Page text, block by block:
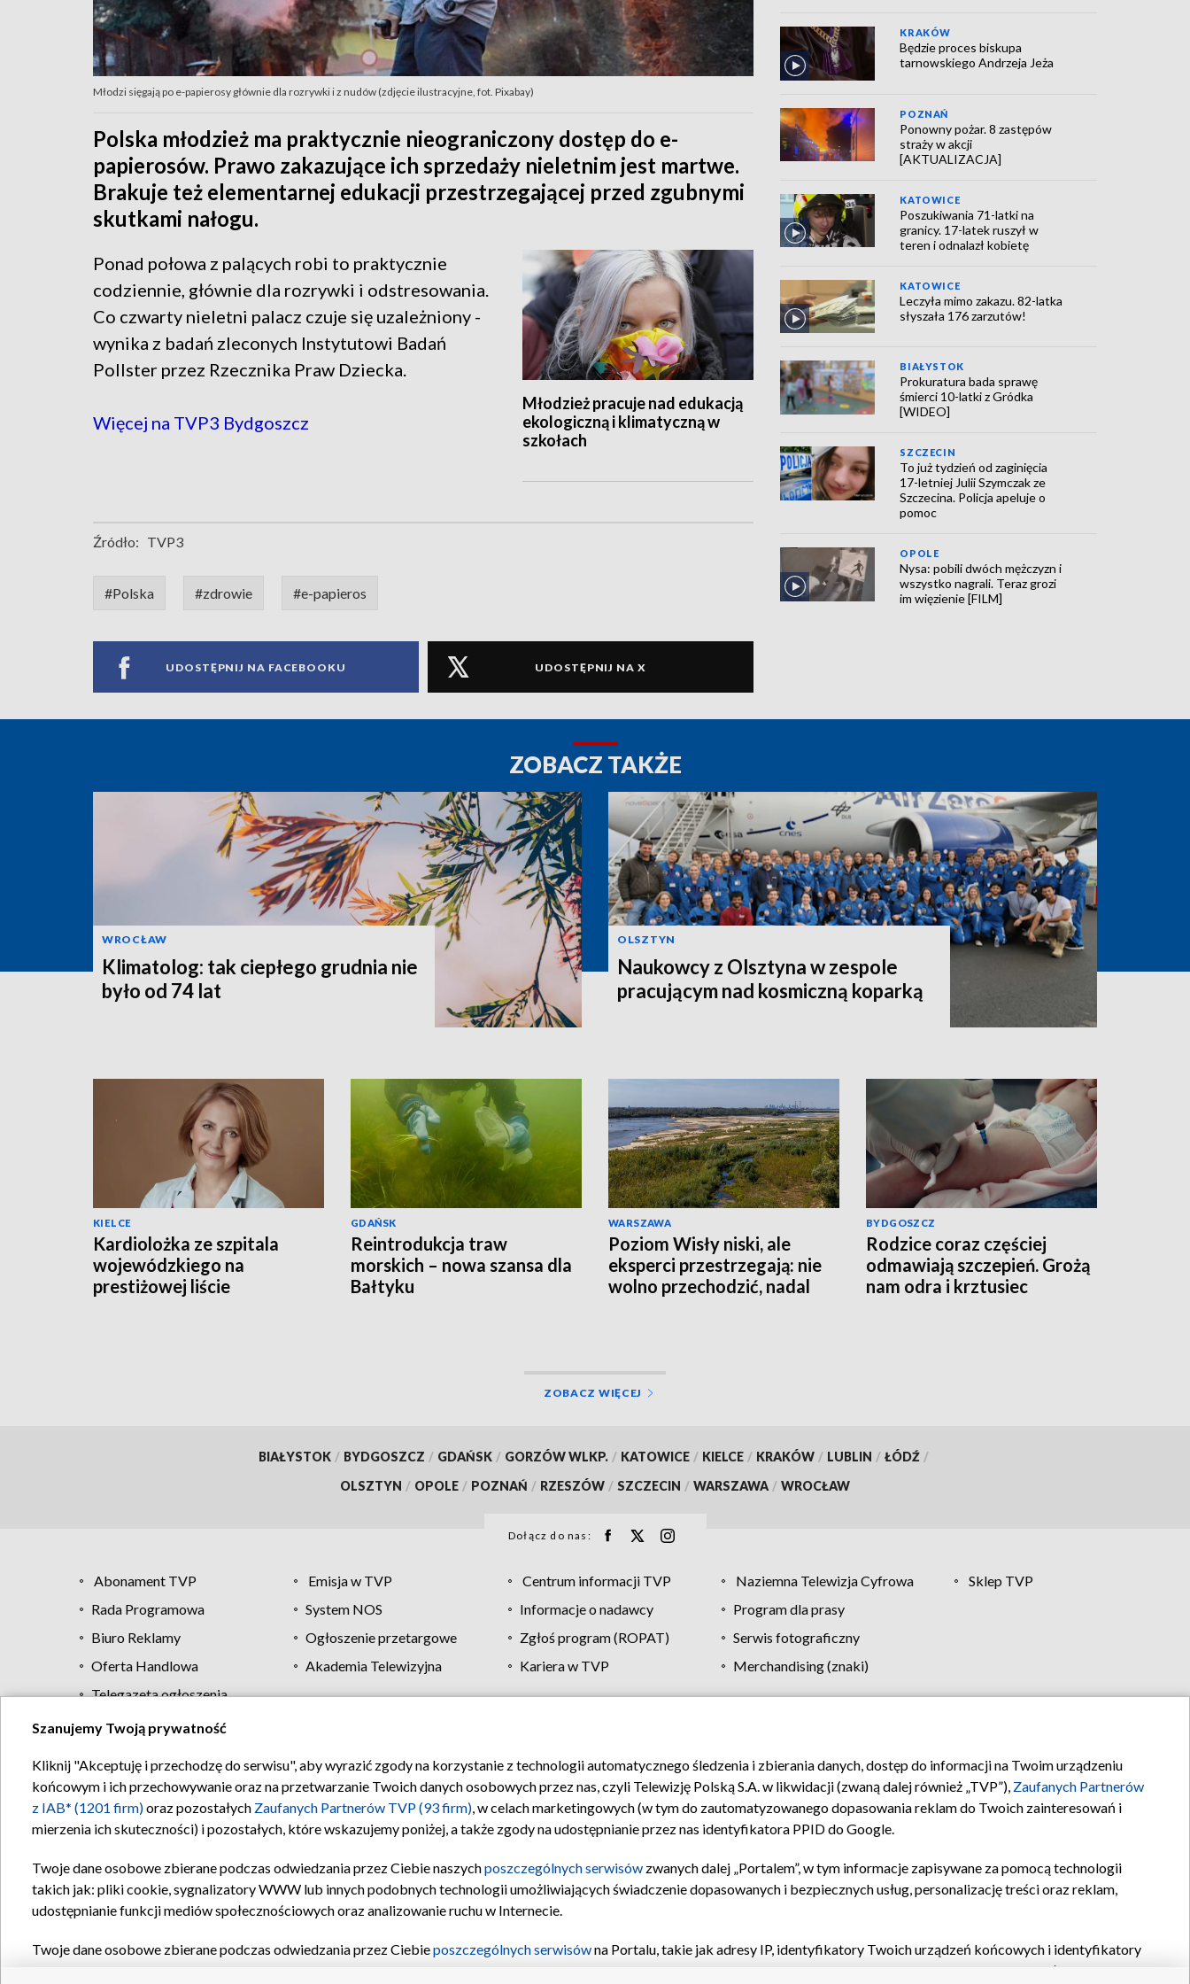
Młodzi sięgają po e-papierosy głównie dla rozrywki i z nudów (zdjęcie ilustracyjne, fot. Pixabay)
Polska młodzież ma praktycznie nieograniczony dostęp do e-
papierosów. Prawo zakazujące ich sprzedaży nieletnim jest martwe.
Brakuje też elementarnej edukacji przestrzegającej przed zgubnymi
skutkami nałogu.
Młodzież pracuje nad edukacją
ekologiczną i klimatyczną w
szkołach
Ponad połowa z palących robi to praktycznie
codziennie, głównie dla rozrywki i odstresowania.
Co czwarty nieletni palacz czuje się uzależniony -
wynika z badań zleconych Instytutowi Badań
Pollster przez Rzecznika Praw Dziecka.
Więcej na TVP3 Bydgoszcz
Źródło: TVP3
#Polska #zdrowie #e-papieros
UDOSTĘPNIJ NA FACEBOOKU UDOSTĘPNIJ NA X
KRAKÓW
Będzie proces biskupa
tarnowskiego Andrzeja Jeża
POZNAŃ
Ponowny pożar. 8 zastępów
straży w akcji
[AKTUALIZACJA]
KATOWICE
Poszukiwania 71-latki na
granicy. 17-latek ruszył w
teren i odnalazł kobietę
KATOWICE
Leczyła mimo zakazu. 82-latka
słyszała 176 zarzutów!
BIAŁYSTOK
Prokuratura bada sprawę
śmierci 10-latki z Gródka
[WIDEO]
SZCZECIN
To już tydzień od zaginięcia
17-letniej Julii Szymczak ze
Szczecina. Policja apeluje o
pomoc
OPOLE
Nysa: pobili dwóch mężczyzn i
wszystko nagrali. Teraz grozi
im więzienie [FILM]
ZOBACZ TAKŻE
WROCŁAW
Klimatolog: tak ciepłego grudnia nie
było od 74 lat
OLSZTYN
Naukowcy z Olsztyna w zespole
pracującym nad kosmiczną koparką
KIELCE
Kardiolożka ze szpitala
wojewódzkiego na
prestiżowej liście
GDAŃSK
Reintrodukcja traw
morskich – nowa szansa dla
Bałtyku
WARSZAWA
Poziom Wisły niski, ale
eksperci przestrzegają: nie
wolno przechodzić, nadal
BYDGOSZCZ
Rodzice coraz częściej
odmawiają szczepień. Grożą
nam odra i krztusiec
ZOBACZ WIĘCEJ
BIAŁYSTOK / BYDGOSZCZ / GDAŃSK / GORZÓW WLKP. / KATOWICE / KIELCE / KRAKÓW / LUBLIN / ŁÓDŹ /
OLSZTYN / OPOLE / POZNAŃ / RZESZÓW / SZCZECIN / WARSZAWA / WROCŁAW
Dołącz do nas:
Abonament TVP Emisja w TVP Centrum informacji TVP Naziemna Telewizja Cyfrowa
Sklep TVP
Rada Programowa
System NOS Informacje o nadawcy
Program dla prasy
Biuro Reklamy
Ogłoszenie przetargowe Zgłoś program (ROPAT)
Serwis fotograficzny
Oferta Handlowa
Akademia Telewizyjna Kariera w TVP
Merchandising (znaki)
Telegazeta ogłoszenia
Regulamin TVP Polityka prywatności Moje zgody Pomoc Biuro reklamy Kontakt
Szanujemy Twoją prywatność
Kliknij "Akceptuję i przechodzę do serwisu", aby wyrazić zgody na korzystanie z technologii automatycznego śledzenia i zbierania danych, dostęp do informacji na Twoim urządzeniu
końcowym i ich przechowywanie oraz na przetwarzanie Twoich danych osobowych przez nas, czyli Telewizję Polską S.A. w likwidacji (zwaną dalej również „TVP”), Zaufanych Partnerów
z IAB* (1201 firm)oraz pozostałych Zaufanych Partnerów TVP (93 firm), w celach marketingowych (w tym do zautomatyzowanego dopasowania reklam do Twoich zainteresowań i
mierzenia ich skuteczności) i pozostałych, które wskazujemy poniżej, a także zgody na udostępnianie przez nas identyfikatora PPID do Google.
Twoje dane osobowe zbierane podczas odwiedzania przez Ciebie naszychposzczególnych serwisów zwanych dalej „Portalem”, w tym informacje zapisywane za pomocą technologii
takich jak: pliki cookie, sygnalizatory WWW lub innych podobnych technologii umożliwiających świadczenie dopasowanych i bezpiecznych usług, personalizację treści oraz reklam,
udostępnianie funkcji mediów społecznościowych oraz analizowanie ruchu w Internecie.
Twoje dane osobowe zbierane podczas odwiedzania przez Ciebieposzczególnych serwisówna Portalu, takie jak adresy IP, identyfikatory Twoich urządzeń końcowych i identyfikatory
oraz pozostałych